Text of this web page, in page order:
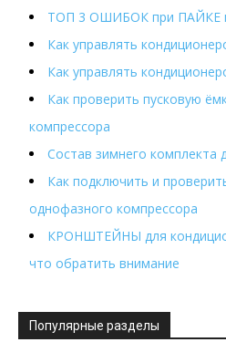
ТОП 3 ОШИБОК при ПАЙКЕ
Как управлять
Как управлять
Как проверить пусковую
компрессора
Состав зимнего комплекта
Как подключить и
однофазного компрессора
КРОНШТЕЙНЫ для
что обратить внимание
Популярные разделы